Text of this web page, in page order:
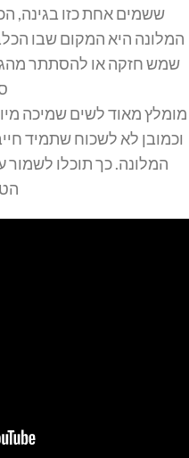
ששמים אחת כזו בגינה,
המלונה היא המקום שבו
שמש חזקה או להסתתר
מומלץ מאוד לשים שמיכה
וכמובן לא לשכוח שתמיד
המלונה. כך תוכלו